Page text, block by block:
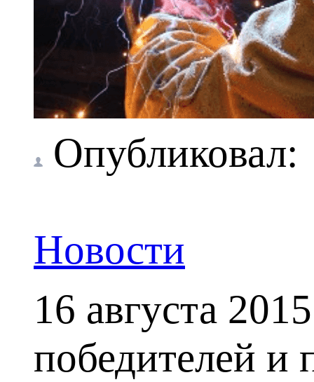
Новости
16 августа
победителей и